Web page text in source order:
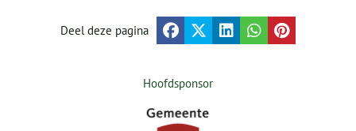
Deel deze pagina
Hoofdsponsor